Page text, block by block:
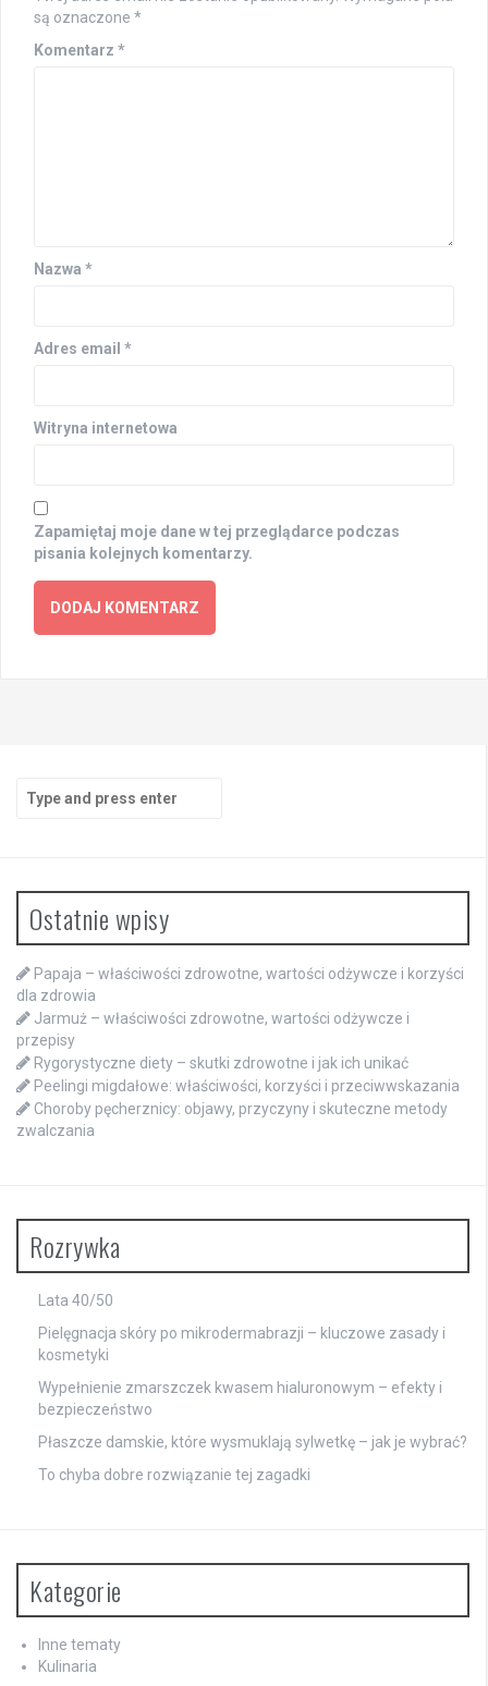
są oznaczone *
Komentarz *
Nazwa *
Adres email *
Witryna internetowa
Zapamiętaj moje dane w tej przeglądarce podczas
pisania kolejnych komentarzy.
for:
Ostatnie wpisy
Papaja – właściwości zdrowotne, wartości odżywcze i korzyści
dla zdrowia
Jarmuż – właściwości zdrowotne, wartości odżywcze i
przepisy
Rygorystyczne diety – skutki zdrowotne i jak ich unikać
Peelingi migdałowe: właściwości, korzyści i przeciwwskazania
Choroby pęcherznicy: objawy, przyczyny i skuteczne metody
zwalczania
Rozrywka
Lata 40/50
Pielęgnacja skóry po mikrodermabrazji – kluczowe zasady i
kosmetyki
Wypełnienie zmarszczek kwasem hialuronowym – efekty i
bezpieczeństwo
Płaszcze damskie, które wysmuklają sylwetkę – jak je wybrać?
To chyba dobre rozwiązanie tej zagadki
Kategorie
Inne tematy
Kulinaria